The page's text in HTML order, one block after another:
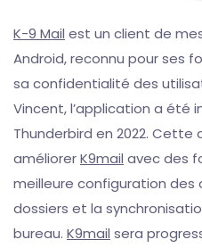
K-9 Mail est un client de
Android, reconnu pour ses
sa confidentialité des
Vincent, l’application a été
Thunderbird en 2022. Cette
améliorerK9mail avec des
meilleure configuration
dossiers et la
bureau. K9mail sera